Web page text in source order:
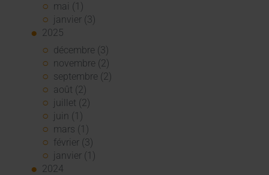
mai (1)
janvier (3)
2025
décembre (3)
novembre (2)
septembre (2)
août (2)
juillet (2)
juin (1)
mars (1)
février (3)
janvier (1)
2024